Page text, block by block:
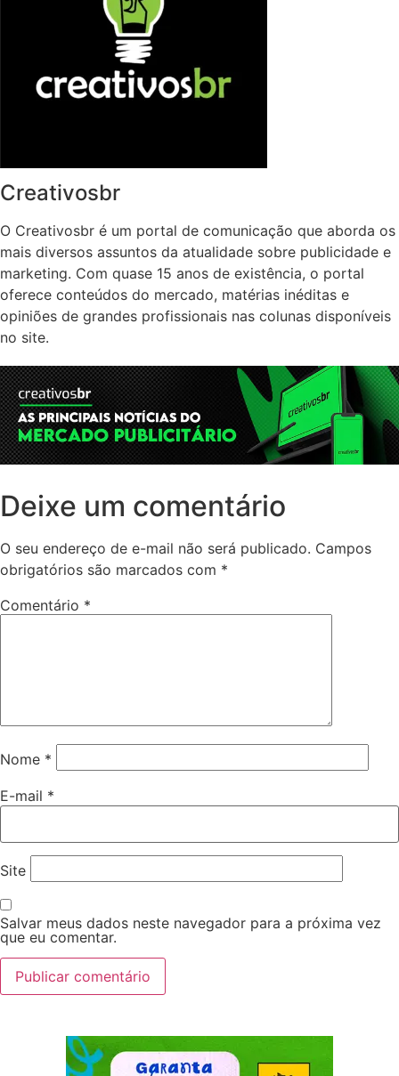
Creativosbr
O Creativosbr é um portal de comunicação que aborda os
mais diversos assuntos da atualidade sobre publicidade e
marketing. Com quase 15 anos de existência, o portal
oferece conteúdos do mercado, matérias inéditas e
opiniões de grandes profissionais nas colunas disponíveis
no site.
Deixe um comentário
O seu endereço de e-mail não será publicado. Campos
obrigatórios são marcados com *
Comentário *
Nome *
E-mail *
Site
Salvar meus dados neste navegador para a próxima vez
que eu comentar.